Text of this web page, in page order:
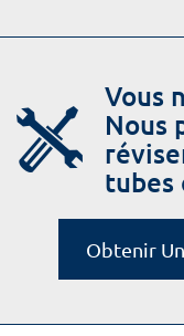
Vous
Nous
tubes
Obtenir